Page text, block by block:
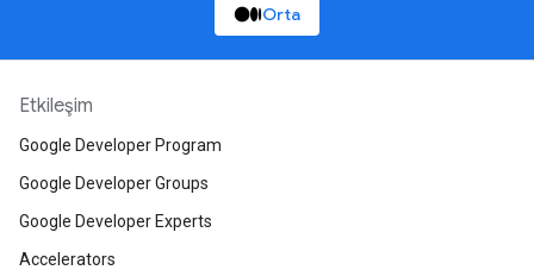
Orta
Etkileşim
Google Developer Program
Google Developer Groups
Google Developer Experts
Accelerators